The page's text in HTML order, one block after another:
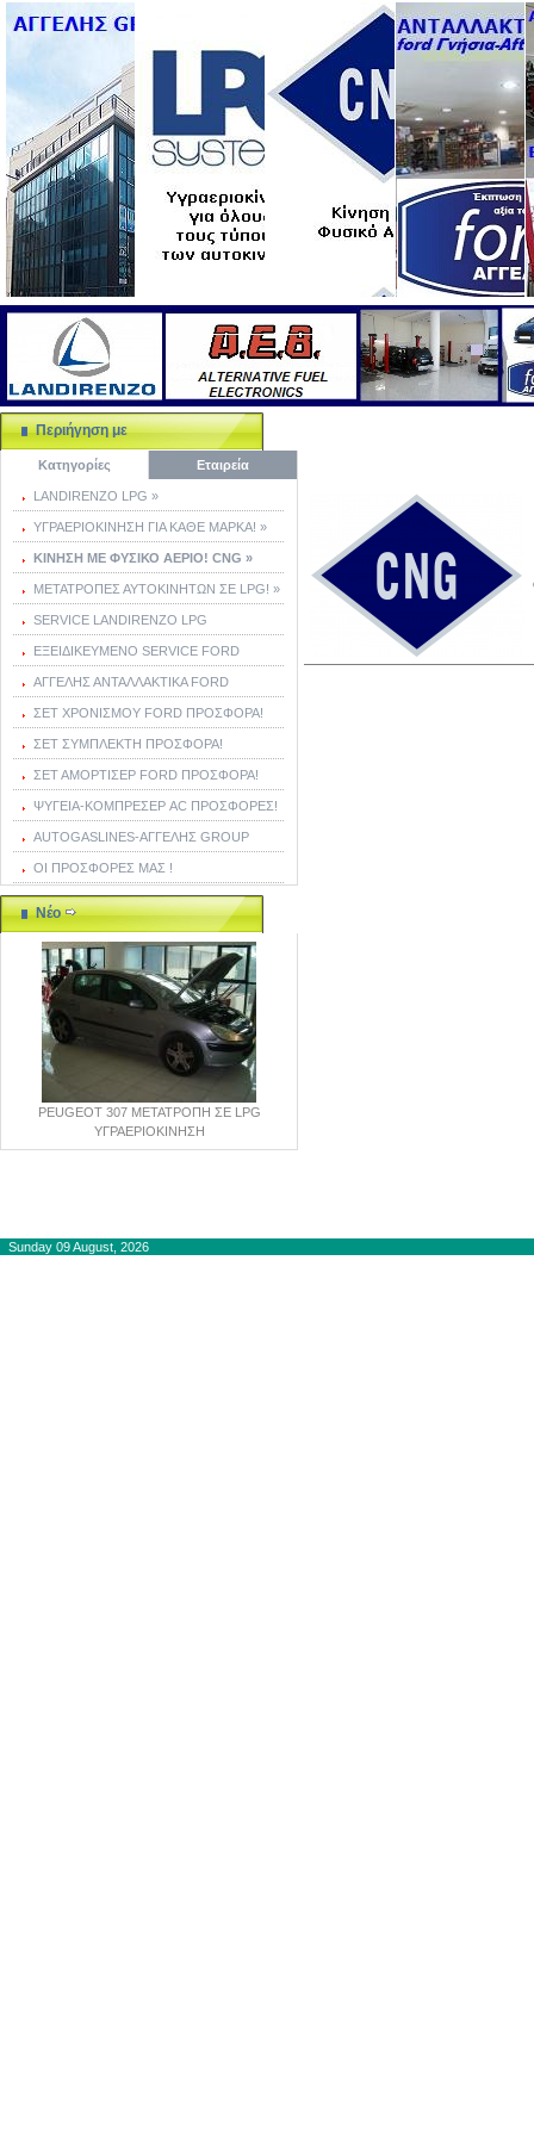
Περιήγηση με
Κατηγορίες Εταιρεία
LANDIRENZO LPG »
ΥΓΡΑΕΡΙΟΚΙΝΗΣΗ ΓΙΑ ΚΑΘΕ ΜΑΡΚΑ! »
ΚΙΝΗΣΗ ΜΕ ΦΥΣΙΚΟ ΑΕΡΙΟ! CNG »
ΜΕΤΑΤΡΟΠΕΣ ΑΥΤΟΚΙΝΗΤΩΝ ΣΕ LPG! »
SERVICE LANDIRENZO LPG
ΕΞΕΙΔΙΚΕΥΜΕΝΟ SERVICE FORD
ΑΓΓΕΛΗΣ ΑΝΤΑΛΛΑΚΤΙΚΑ FORD
ΣΕΤ ΧΡΟΝΙΣΜΟΥ FORD ΠΡΟΣΦΟΡΑ!
ΣΕΤ ΣΥΜΠΛΕΚΤΗ ΠΡΟΣΦΟΡΑ!
ΣΕΤ ΑΜΟΡΤΙΣΕΡ FORD ΠΡΟΣΦΟΡΑ!
ΨΥΓΕΙΑ-ΚΟΜΠΡΕΣΕΡ AC ΠΡΟΣΦΟΡΕΣ!
AUTOGASLINES-ΑΓΓΕΛΗΣ GROUP
ΟΙ ΠΡΟΣΦΟΡΕΣ ΜΑΣ !
Νέο
PEUGEOT 307 ΜΕΤΑΤΡΟΠΗ ΣΕ LPG
ΥΓΡΑΕΡΙΟΚΙΝΗΣΗ
Sunday 09 August, 2026